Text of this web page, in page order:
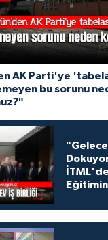
AK Parti'ye
bu sorunu